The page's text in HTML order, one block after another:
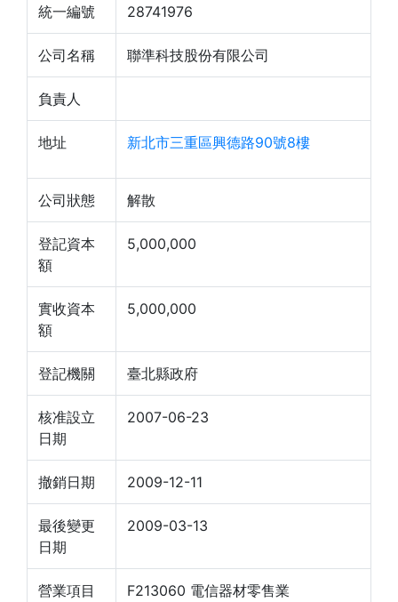
統一編號 28741976
公司名稱 聯準科技股份有限公司
負責人
地址 新北市三重區興德路90號8樓
公司狀態 解散
登記資本
額
5,000,000
實收資本
額
5,000,000
登記機關 臺北縣政府
核准設立
日期
2007-06-23
撤銷日期 2009-12-11
最後變更
日期
2009-03-13
營業項目
F213060 電信器材零售業